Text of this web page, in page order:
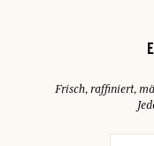
Frisch, raffiniert,